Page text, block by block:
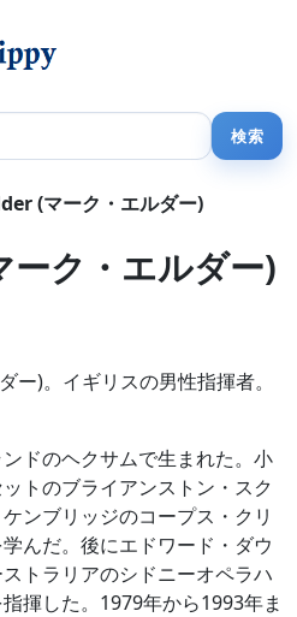
(マーク・エルダー)
ク・エルダー)
)。イギリスの男性指揮者。
ドのヘクサムで生まれた。小
トのブライアンストン・スク
ンブリッジのコープス・クリ
んだ。後にエドワード・ダウ
トラリアのシドニーオペラハ
揮した。1979年から1993年ま